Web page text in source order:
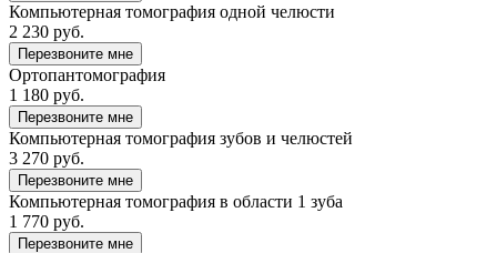
Компьютерная томография одной челюсти
2 230 руб.
Перезвоните мне
Ортопантомография
1 180 руб.
Перезвоните мне
Компьютерная томография зубов и челюстей
3 270 руб.
Перезвоните мне
Компьютерная томография в области 1 зуба
1 770 руб.
Перезвоните мне